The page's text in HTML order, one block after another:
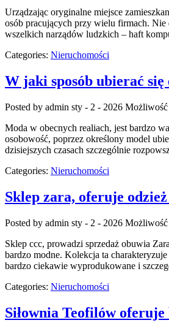
Urządzając oryginalne miejsce
osób pracujących przy wielu firmach. Nie
wszelkich narządów ludzkich – haft
Categories: Nieruchomości
W jaki sposób ubierać się
Posted by admin sty - 2 - 2026 Możliwość
Moda w obecnych realiach, jest bardzo
osobowość, poprzez określony model
dzisiejszych czasach szczególnie
Categories: Nieruchomości
Sklep zara, oferuje
Posted by admin sty - 2 - 2026 Możliwość
Sklep ccc, prowadzi sprzedaż obuwia
bardzo modne. Kolekcja ta
bardzo ciekawie wyprodukowane i
Categories: Nieruchomości
Siłownia Teofilów